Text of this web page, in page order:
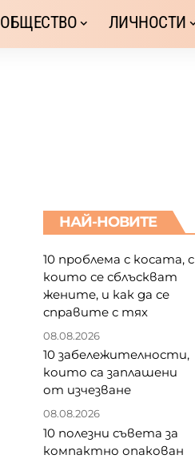
ОБЩЕСТВО ЛИЧНОСТИ
НАЙ-НОВИТЕ
10 проблема с косата, с
които се сблъскват
жените, и как да се
справите с тях
08.08.2026
10 забележителности,
които са заплашени
от изчезване
08.08.2026
10 полезни съвета за
компактно опакован